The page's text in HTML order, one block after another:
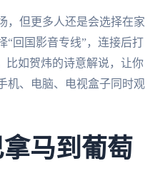
，但更多人还是会选择在家
“回国影音专线”，连接后打
比如贺炜的诗意解说，让你
机、电脑、电视盒子同时观
马到葡萄